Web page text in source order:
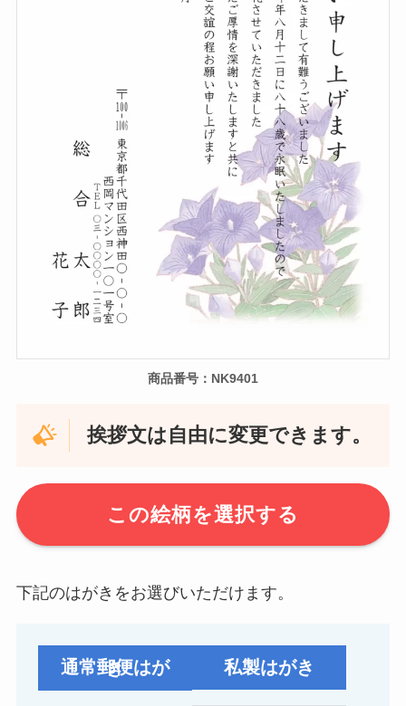
商品番号：NK9401
挨拶文は自由に変更できます。
この絵柄を選択する
下記のはがきをお選びいただけます。
通常郵便はがき 私製はがき